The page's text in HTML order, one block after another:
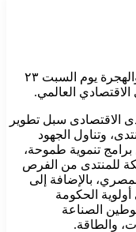
استقبل د. بدر عبد العاطي وزير الخارجية والهجرة يوم السبت ٢٣
الاقتصادي العالمي.
الاقتصادى سبل تطوير
وتناول الجهود
برامج تنموية طموحة،
للمنتدى من الفرص
بالإضافة إلى
الحكومة
الصناعة
والطاقة.